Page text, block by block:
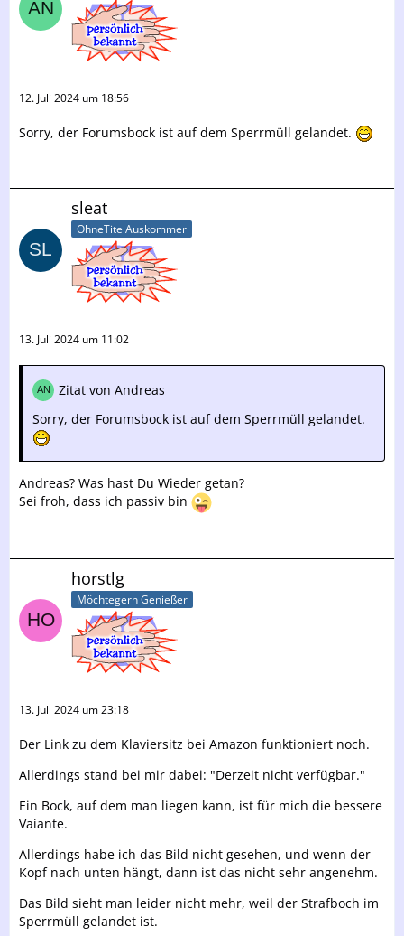
12. Juli 2024 um 18:56
Sorry, der Forumsbock ist auf dem Sperrmüll gelandet.
sleat
OhneTitelAuskommer
13. Juli 2024 um 11:02
Zitat von Andreas
Sorry, der Forumsbock ist auf dem Sperrmüll gelandet.
Andreas? Was hast Du Wieder getan?
Sei froh, dass ich passiv bin
horstlg
Möchtegern Genießer
13. Juli 2024 um 23:18
Der Link zu dem Klaviersitz bei Amazon funktioniert noch.
Allerdings stand bei mir dabei: "Derzeit nicht verfügbar."
Ein Bock, auf dem man liegen kann, ist für mich die bessere
Vaiante.
Allerdings habe ich das Bild nicht gesehen, und wenn der
Kopf nach unten hängt, dann ist das nicht sehr angenehm.
Das Bild sieht man leider nicht mehr, weil der Strafboch im
Sperrmüll gelandet ist.